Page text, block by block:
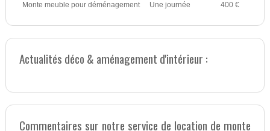
Monte meuble pour déménagement
Une journée 400 €
Actualités déco & aménagement d'intérieur :
Commentaires sur notre service de location de monte